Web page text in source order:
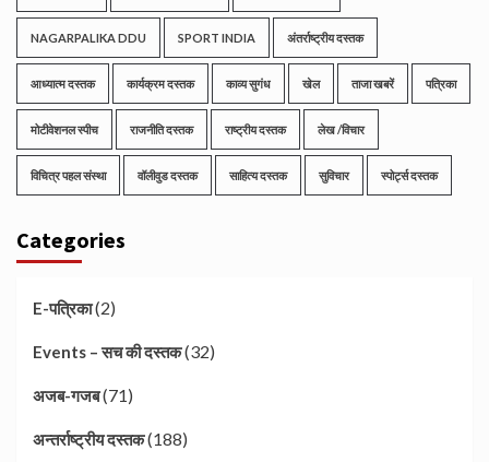
NAGARPALIKA DDU SPORT INDIA अंतर्राष्ट्रीय दस्तक
आध्यात्म दस्तक कार्यक्रम दस्तक काव्य सुगंध खेल ताजा खबरें पत्रिका
मोटीवेशनल स्पीच राजनीति दस्तक राष्ट्रीय दस्तक लेख /विचार
विचित्र पहल संस्था वॉलीवुड दस्तक साहित्य दस्तक सुविचार स्पोर्ट्स दस्तक
Categories
E-पत्रिका(2)
Events – सच की दस्तक(32)
अजब-गजब(71)
अन्तर्राष्ट्रीय दस्तक(188)